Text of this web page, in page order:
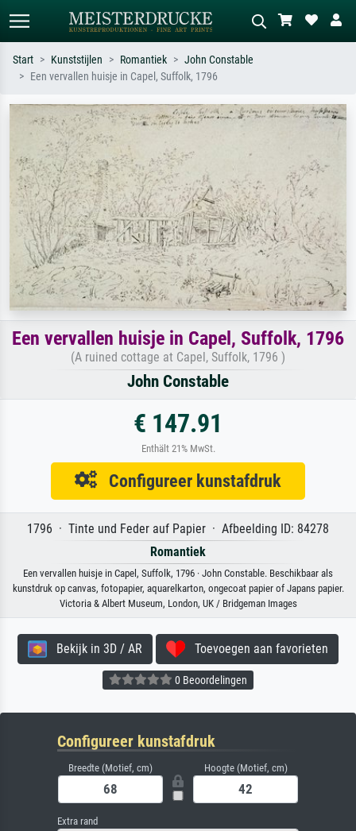
Zoek op kunstenaar, titel of stijl – bijv.
Monet, Sterrennacht, impressionisme,
Hokusai-golf, naakt.
Beschrijf de scène – bijv. groene
Start Kunststijlen Romantiek
John Constable
Een vervallen huisje in Capel, Suffolk, 1796
Een vervallen huisje in Capel, Suffolk, 1796
(A ruined cottage at Capel, Suffolk, 1796 )
John Constable
€ 147.91
Enthält 21% MwSt.
Configureer kunstafdruk
1796 · Tinte und Feder auf Papier · Afbeelding ID: 84278
Romantiek
Een vervallen huisje in Capel, Suffolk, 1796 · John Constable. Beschikbaar als
kunstdruk op canvas, fotopapier, aquarelkarton, ongecoat papier of Japans papier.
Victoria & Albert Museum, London, UK / Bridgeman Images
Bekijk in 3D / AR Toevoegen aan favorieten
0 Beoordelingen
Configureer kunstafdruk
Breedte (Motief, cm) Hoogte (Motief, cm)
Extra rand